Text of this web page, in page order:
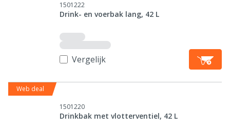
1501222
Drink- en voerbak lang, 42 L
Vergelijk
Web deal
1501220
Drinkbak met vlotterventiel, 42 L